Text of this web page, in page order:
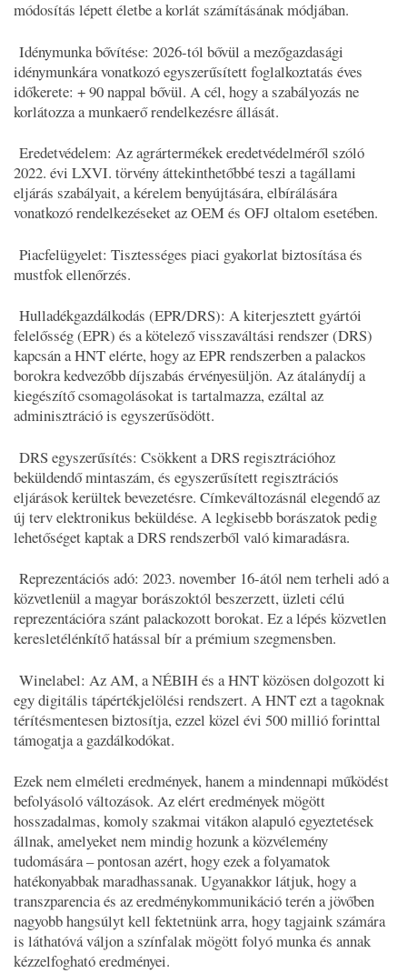
módosítás lépett életbe a korlát számításának módjában.
Idénymunka bővítése: 2026-tól bővül a mezőgazdasági
idénymunkára vonatkozó egyszerűsített foglalkoztatás éves
időkerete: + 90 nappal bővül. A cél, hogy a szabályozás ne
korlátozza a munkaerő rendelkezésre állását.
Eredetvédelem: Az agrártermékek eredetvédelméről szóló
2022. évi LXVI. törvény áttekinthetőbbé teszi a tagállami
eljárás szabályait, a kérelem benyújtására, elbírálására
vonatkozó rendelkezéseket az OEM és OFJ oltalom esetében.
Piacfelügyelet: Tisztességes piaci gyakorlat biztosítása és
mustfok ellenőrzés.
Hulladékgazdálkodás (EPR/DRS): A kiterjesztett gyártói
felelősség (EPR) és a kötelező visszaváltási rendszer (DRS)
kapcsán a HNT elérte, hogy az EPR rendszerben a palackos
borokra kedvezőbb díjszabás érvényesüljön. Az átalánydíj a
kiegészítő csomagolásokat is tartalmazza, ezáltal az
adminisztráció is egyszerűsödött.
DRS egyszerűsítés: Csökkent a DRS regisztrációhoz
beküldendő mintaszám, és egyszerűsített regisztrációs
eljárások kerültek bevezetésre. Címkeváltozásnál elegendő az
új terv elektronikus beküldése. A legkisebb borászatok pedig
lehetőséget kaptak a DRS rendszerből való kimaradásra.
Reprezentációs adó: 2023. november 16-ától nem terheli adó a
közvetlenül a magyar borászoktól beszerzett, üzleti célú
reprezentációra szánt palackozott borokat. Ez a lépés közvetlen
keresletélénkítő hatással bír a prémium szegmensben.
Winelabel: Az AM, a NÉBIH és a HNT közösen dolgozott ki
egy digitális tápértékjelölési rendszert. A HNT ezt a tagoknak
térítésmentesen biztosítja, ezzel közel évi 500 millió forinttal
támogatja a gazdálkodókat.
Ezek nem elméleti eredmények, hanem a mindennapi működést
befolyásoló változások. Az elért eredmények mögött
hosszadalmas, komoly szakmai vitákon alapuló egyeztetések
állnak, amelyeket nem mindig hozunk a közvélemény
tudomására – pontosan azért, hogy ezek a folyamatok
hatékonyabbak maradhassanak. Ugyanakkor látjuk, hogy a
transzparencia és az eredménykommunikáció terén a jövőben
nagyobb hangsúlyt kell fektetnünk arra, hogy tagjaink számára
is láthatóvá váljon a színfalak mögött folyó munka és annak
kézzelfogható eredményei.